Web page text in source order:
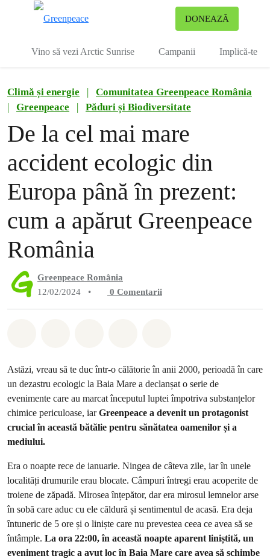
DONEAZĂ
Vino să vezi Arctic Sunrise Campanii Implică-te
Climă și energie |
Comunitatea Greenpeace România
|
Greenpeace | Păduri și Biodiversitate
De la cel mai mare
accident ecologic din
Europa până în prezent:
cum a apărut Greenpeace
România
Greenpeace România
12/02/2024
• 0 Comentarii
Astăzi, vreau să te duc într-o călătorie în anii 2000, perioadă în care
un dezastru ecologic la Baia Mare a declanșat o serie de
evenimente care au marcat începutul luptei împotriva substanțelor
chimice periculoase, iarGreenpeace a devenit un protagonist
crucial în această bătălie pentru sănătatea oamenilor și a
mediului.
Era o noapte rece de ianuarie. Ningea de câteva zile, iar în unele
localități drumurile erau blocate. Câmpuri întregi erau acoperite de
troiene de zăpadă. Mirosea înțepător, dar era mirosul lemnelor arse
în sobă care aduc cu ele căldură și sentimentul de acasă. Era deja
întuneric de 5 ore și o liniște care nu prevestea ceea ce avea să se
întâmple. La ora 22:00, în această noapte aparent liniștită, un
eveniment tragic a avut loc în Baia Mare care avea să schimbe